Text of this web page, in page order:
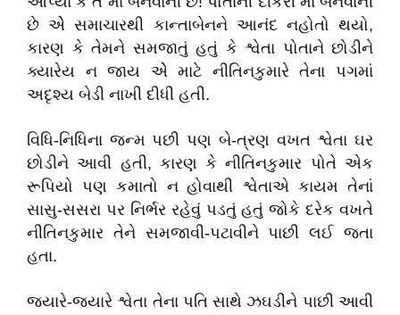
છે એે સમાચારથી કાન્તાબેનને આનંદ નહોતો થયો,
કારણ કે તેમને સમજાતું હતું કે શ્વેતા પોતાને છોડીને
ક્યારેય ન જાય એે માટે નીતિનકુમારે તેના પગમાં
અદૃશ્ય બેડી નાખી દીધી હતી.
વિધિ-નિધિના જન્મ પછી પણ બે-ત્રણ વખત શ્વેતા ઘર
છોડીને આવી હતી, કારણ કે નીતિનકુમાર પોતે એક
રૂપિયો પણ કમાતો ન હોવાથી શ્વેતાએ કાયમ તેનાં
સાસુ-સસરા પર નિર્ભર રહેવું પડતું હતું જોકે દરેક વખતે
નીતિનકુમાર તેને સમજાવી-પટાવીને પાછી લઈ જતા
હતા.
જ્યારે-જ્યારે શ્વેતા તેના પતિ સાથે ઝઘડીને પાછી આવી